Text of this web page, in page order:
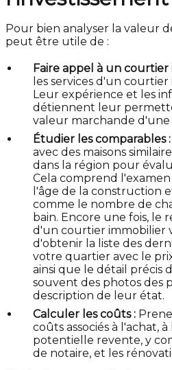
Pour bien analyser la valeur
peut être utile de :
Faire appel à un courtier
les services d'un
Leur expérience et les
détiennent leur
valeur marchande
Étudier les comparables :
avec des maisons
dans la région pour
Cela comprend
l'âge de la construction
comme le nombre de
bain. Encore une fois, le
d'un courtier immobilier
d'obtenir la liste des
votre quartier avec le
ainsi que le détail précis
souvent des photos des
description de leur état.
Calculer les coûts :
coûts associés à l'achat,
potentielle revente, y
de notaire, et les